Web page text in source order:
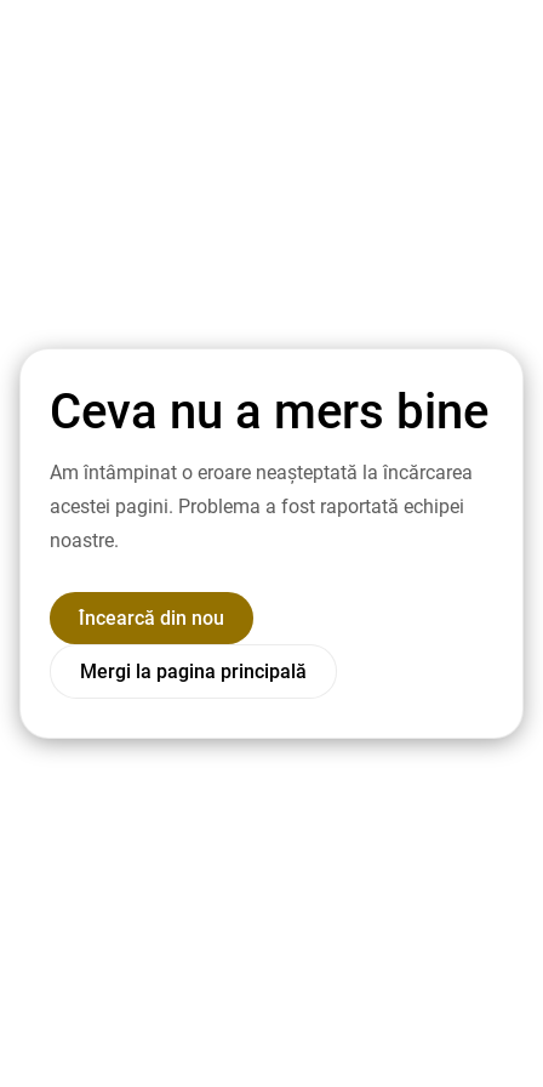
Ceva nu a mers bine
Am întâmpinat o eroare neașteptată la încărcarea
acestei pagini. Problema a fost raportată echipei
noastre.
Încearcă din nou
Mergi la pagina principală